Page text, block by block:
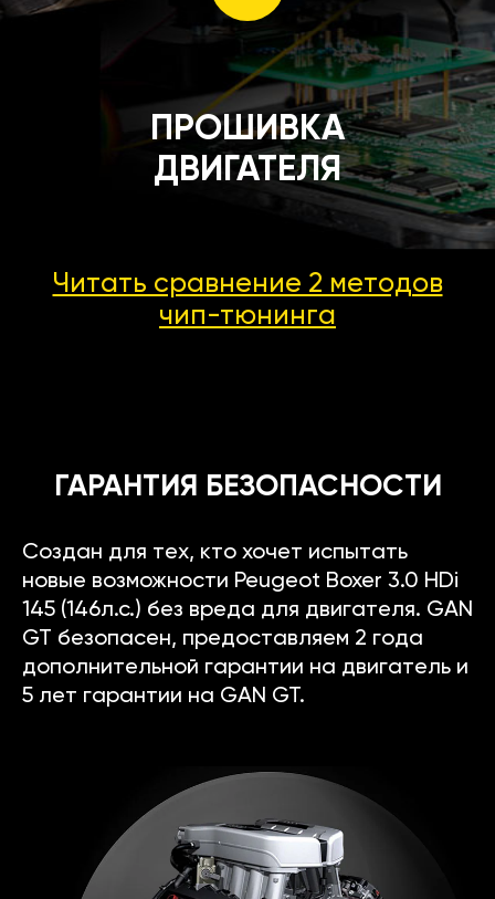
ПРОШИВКА
ДВИГАТЕЛЯ
Читать сравнение 2 методов
чип-тюнинга
ГАРАНТИЯ БЕЗОПАСНОСТИ
Создан для тех, кто хочет испытать
новые возможности Peugeot Boxer 3.0 HDi
145 (146л.с.) без вреда для двигателя. GAN
GT безопасен, предоставляем 2 года
дополнительной гарантии на двигатель и
5 лет гарантии на GAN GT.